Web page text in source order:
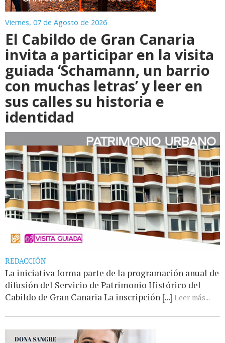
Viernes, 07 de Agosto de 2026
El Cabildo de Gran Canaria
invita a participar en la visita
guiada ‘Schamann, un barrio
con muchas letras’ y leer en
sus calles su historia e
identidad
REDACCIÓN
La iniciativa forma parte de la programación anual de
difusión del Servicio de Patrimonio Histórico del
Cabildo de Gran Canaria La inscripción [...] Leer más...